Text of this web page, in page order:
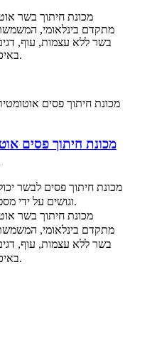
מכונת חיתוך בשר
מתקדם בינלאומי,
בשר ללא עצמות, עוף,
באיכות טובה ותפוקה גבוהה.
מכונת חיתוך פסים
מכונת חיתוך פסים לבשר
וגושים על ידי מספר סטים של סכיני דיסק.
מכונת חיתוך בשר
מתקדם בינלאומי,
בשר ללא עצמות, עוף,
באיכות טובה ותפוקה גבוהה.